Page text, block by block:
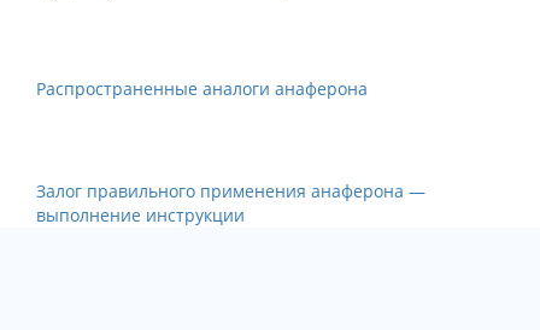
Распространенные аналоги анаферона
Залог правильного применения анаферона —
выполнение инструкции